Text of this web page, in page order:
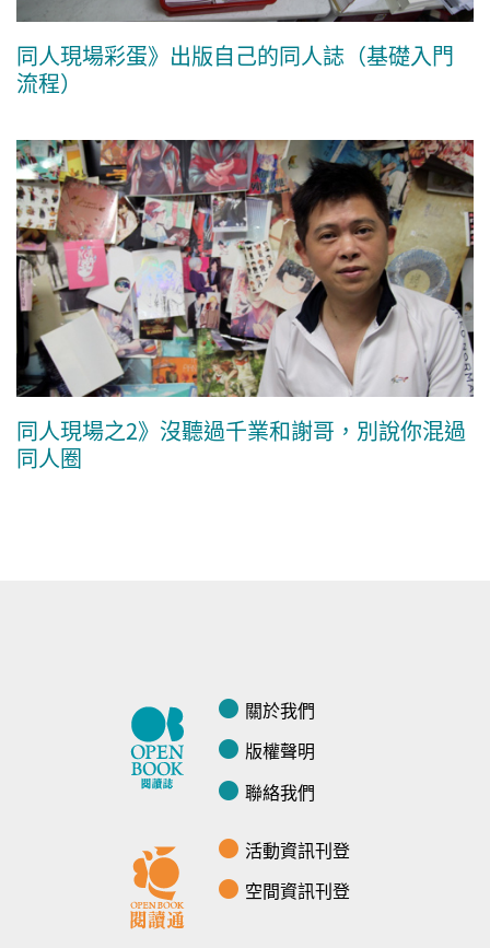
同人現場彩蛋》出版自己的同人誌（基礎入門
流程）
同人現場之2》沒聽過千業和謝哥，別說你混過
同人圈
關於我們
版權聲明
聯絡我們
活動資訊刊登
空間資訊刊登